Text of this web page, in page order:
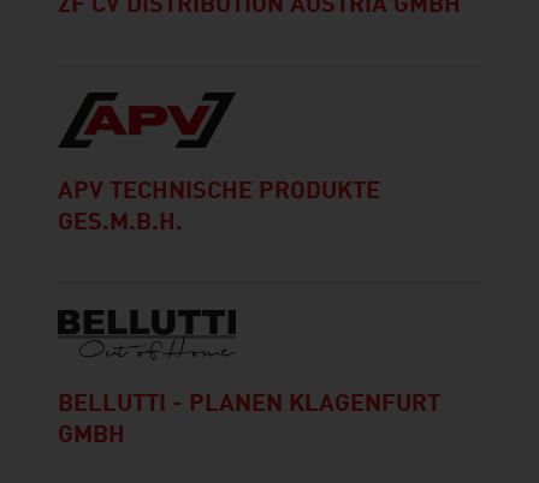
ZF CV DISTRIBUTION AUSTRIA GMBH
APV TECHNISCHE PRODUKTE
GES.M.B.H.
BELLUTTI - PLANEN KLAGENFURT
GMBH